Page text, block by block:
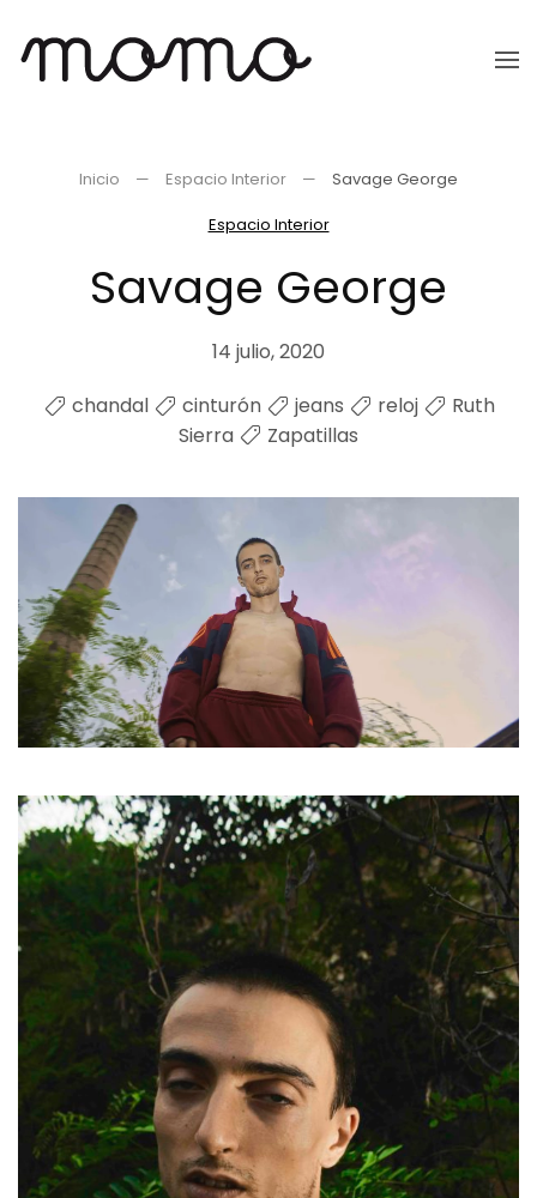
Ir
Inicio Espacio Interior
Savage George
Espacio Interior
Savage George
14 julio, 2020
chandal
cinturón jeans reloj
Ruth
Sierra
Zapatillas